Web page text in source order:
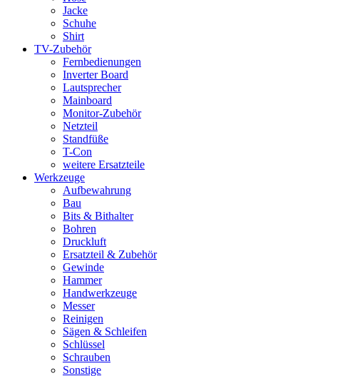
Jacke
Schuhe
Shirt
TV-Zubehör
Fernbedienungen
Inverter Board
Lautsprecher
Mainboard
Monitor-Zubehör
Netzteil
Standfüße
T-Con
weitere Ersatzteile
Werkzeuge
Aufbewahrung
Bau
Bits & Bithalter
Bohren
Druckluft
Ersatzteil & Zubehör
Gewinde
Hammer
Handwerkzeuge
Messer
Reinigen
Sägen & Schleifen
Schlüssel
Schrauben
Sonstige